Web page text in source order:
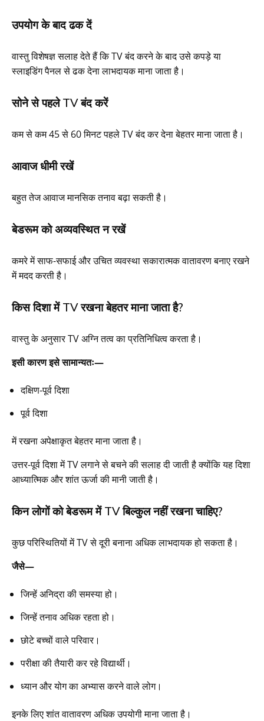
उपयोग के बाद ढक दें
वास्तु विशेषज्ञ सलाह देते हैं कि TV बंद करने के बाद उसे कपड़े या
स्लाइडिंग पैनल से ढक देना लाभदायक माना जाता है।
सोने से पहले TV बंद करें
कम से कम 45 से 60 मिनट पहले TV बंद कर देना बेहतर माना जाता है।
आवाज धीमी रखें
बहुत तेज आवाज मानसिक तनाव बढ़ा सकती है।
बेडरूम को अव्यवस्थित न रखें
कमरे में साफ-सफाई और उचित व्यवस्था सकारात्मक वातावरण बनाए रखने
में मदद करती है।
किस दिशा में TV रखना बेहतर माना जाता है?
वास्तु के अनुसार TV अग्नि तत्व का प्रतिनिधित्व करता है।
इसी कारण इसे सामान्यतः—
दक्षिण-पूर्व दिशा
पूर्व दिशा
में रखना अपेक्षाकृत बेहतर माना जाता है।
उत्तर-पूर्व दिशा में TV लगाने से बचने की सलाह दी जाती है क्योंकि यह दिशा
आध्यात्मिक और शांत ऊर्जा की मानी जाती है।
किन लोगों को बेडरूम में TV बिल्कुल नहीं रखना चाहिए?
कुछ परिस्थितियों में TV से दूरी बनाना अधिक लाभदायक हो सकता है।
जैसे—
जिन्हें अनिद्रा की समस्या हो।
जिन्हें तनाव अधिक रहता हो।
छोटे बच्चों वाले परिवार।
परीक्षा की तैयारी कर रहे विद्यार्थी।
ध्यान और योग का अभ्यास करने वाले लोग।
इनके लिए शांत वातावरण अधिक उपयोगी माना जाता है।